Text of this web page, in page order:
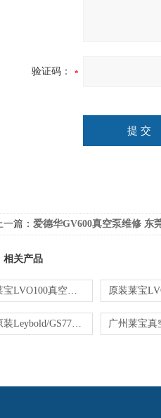
验证码：
一篇： 爱德华GV600真空泵维修 东莞专业维修
相关产品
莱宝LVO100真空泵润滑油格
原装Leybold/GS77莱宝机械泵油20L